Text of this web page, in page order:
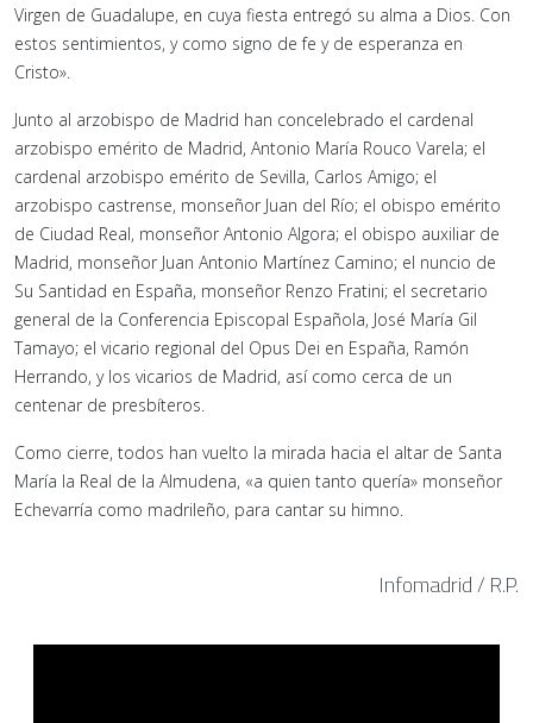
Virgen de Guadalupe, en cuya fiesta entregó su alma a Dios. Con
estos sentimientos, y como signo de fe y de esperanza en
Cristo».
Junto al arzobispo de Madrid han concelebrado el cardenal
arzobispo emérito de Madrid, Antonio María Rouco Varela; el
cardenal arzobispo emérito de Sevilla, Carlos Amigo; el
arzobispo castrense, monseñor Juan del Río; el obispo emérito
de Ciudad Real, monseñor Antonio Algora; el obispo auxiliar de
Madrid, monseñor Juan Antonio Martínez Camino; el nuncio de
Su Santidad en España, monseñor Renzo Fratini; el secretario
general de la Conferencia Episcopal Española, José María Gil
Tamayo; el vicario regional del Opus Dei en España, Ramón
Herrando, y los vicarios de Madrid, así como cerca de un
centenar de presbíteros.
Como cierre, todos han vuelto la mirada hacia el altar de Santa
María la Real de la Almudena, «a quien tanto quería» monseñor
Echevarría como madrileño, para cantar su himno.
Infomadrid / R.P.